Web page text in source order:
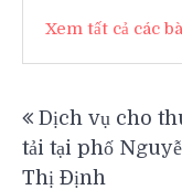
Xem tất cả các
hướng
bài
Dịch vụ cho
tải tại phố
Thị Định